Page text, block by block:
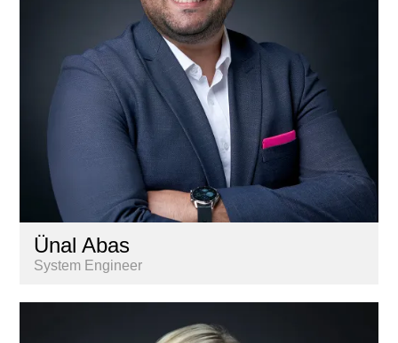
Personnel
Recherche & Analyse de marché
Services aux propriétaires
Ünal Abas
System Engineer